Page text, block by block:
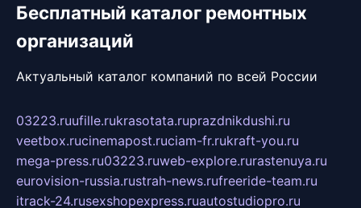
Бесплатный каталог ремонтных
организаций
Актуальный каталог компаний по всей России
03223.ruufille.rukrasotata.ruprazdnikdushi.ru
veetbox.rucinemapost.ruciam-fr.rukraft-you.ru
mega-press.ru03223.ruweb-explore.rurastenuya.ru
eurovision-russia.rustrah-news.rufreeride-team.ru
itrack-24.rusexshopexpress.ruautostudiopro.ru